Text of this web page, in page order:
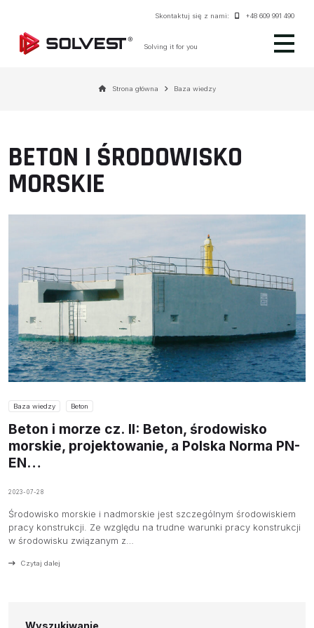
Skontaktuj się z nami: +48 609 991 490
Solving it for you
Strona główna Baza wiedzy
BETON I ŚRODOWISKO
MORSKIE
Baza wiedzy Beton
Beton i morze cz. II: Beton, środowisko
morskie, projektowanie, a Polska Norma PN-
EN…
2023-07-28
Środowisko morskie i nadmorskie jest szczególnym środowiskiem
pracy konstrukcji. Ze względu na trudne warunki pracy konstrukcji
w środowisku związanym z…
Czytaj dalej